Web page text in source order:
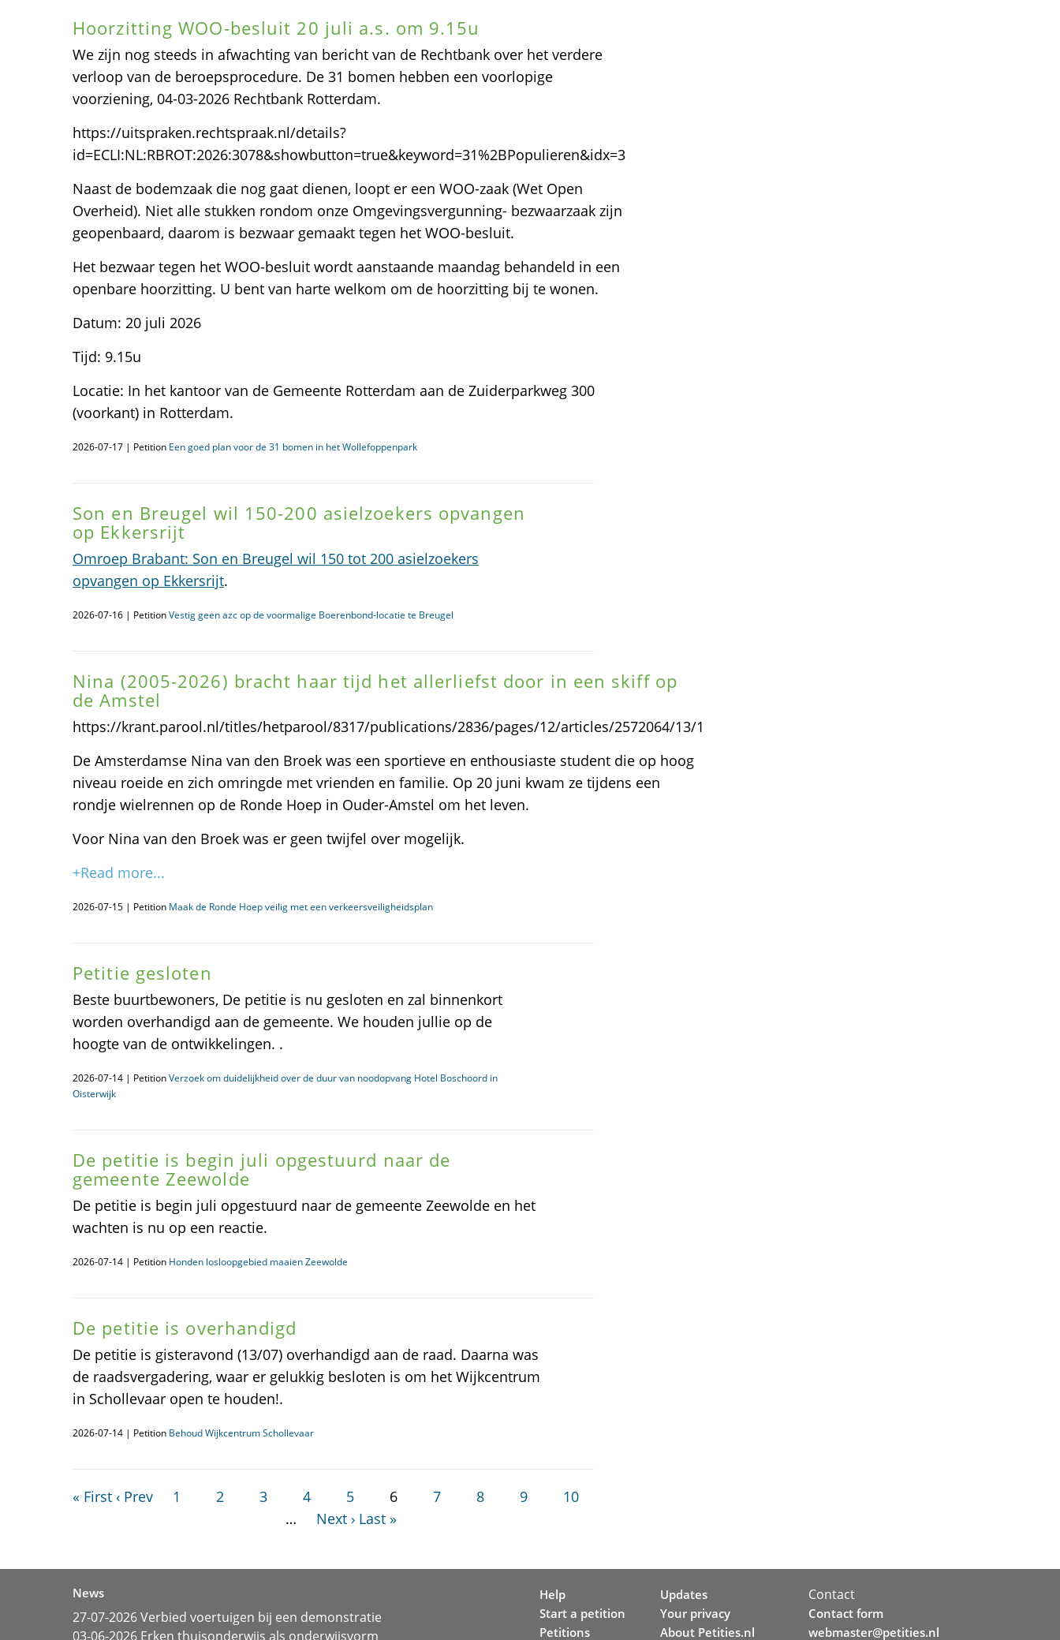
Hoorzitting WOO-besluit 20 juli a.s. om 9.15u
We zijn nog steeds in afwachting van bericht van de Rechtbank over het verdere
verloop van de beroepsprocedure. De 31 bomen hebben een voorlopige
voorziening, 04-03-2026 Rechtbank Rotterdam.
https://uitspraken.rechtspraak.nl/details?
id=ECLI:NL:RBROT:2026:3078&showbutton=true&keyword=31%2BPopulieren&idx=3
Naast de bodemzaak die nog gaat dienen, loopt er een WOO-zaak (Wet Open
Overheid). Niet alle stukken rondom onze Omgevingsvergunning- bezwaarzaak zijn
geopenbaard, daarom is bezwaar gemaakt tegen het WOO-besluit.
Het bezwaar tegen het WOO-besluit wordt aanstaande maandag behandeld in een
openbare hoorzitting. U bent van harte welkom om de hoorzitting bij te wonen.
Datum: 20 juli 2026
Tijd: 9.15u
Locatie: In het kantoor van de Gemeente Rotterdam aan de Zuiderparkweg 300
(voorkant) in Rotterdam.
2026-07-17 | Petition Een goed plan voor de 31 bomen in het Wollefoppenpark
Son en Breugel wil 150-200 asielzoekers opvangen
op Ekkersrijt
Omroep Brabant: Son en Breugel wil 150 tot 200 asielzoekers
opvangen op Ekkersrijt.
2026-07-16 | PetitionVestig geen azc op de voormalige Boerenbond-locatie te Breugel
Nina (2005-2026) bracht haar tijd het allerliefst door in een skiff op
de Amstel
https://krant.parool.nl/titles/hetparool/8317/publications/2836/pages/12/articles/2572064/13/1
De Amsterdamse Nina van den Broek was een sportieve en enthousiaste student die op hoog
niveau roeide en zich omringde met vrienden en familie. Op 20 juni kwam ze tijdens een
rondje wielrennen op de Ronde Hoep in Ouder-Amstel om het leven.
Voor Nina van den Broek was er geen twijfel over mogelijk.
+Read more...
2026-07-15 | Petition Maak de Ronde Hoep veilig met een verkeersveiligheidsplan
Petitie gesloten
Beste buurtbewoners, De petitie is nu gesloten en zal binnenkort
worden overhandigd aan de gemeente. We houden jullie op de
hoogte van de ontwikkelingen. .
2026-07-14 | PetitionVerzoek om duidelijkheid over de duur van noodopvang Hotel Boschoord in
Oisterwijk
De petitie is begin juli opgestuurd naar de
gemeente Zeewolde
De petitie is begin juli opgestuurd naar de gemeente Zeewolde en het
wachten is nu op een reactie.
2026-07-14 | Petition Honden losloopgebied maaien Zeewolde
De petitie is overhandigd
De petitie is gisteravond (13/07) overhandigd aan de raad. Daarna was
de raadsvergadering, waar er gelukkig besloten is om het Wijkcentrum
in Schollevaar open te houden!.
2026-07-14 | Petition Behoud Wijkcentrum Schollevaar
« First ‹ Prev 1 2 3 4 5 6 7 8 9
10
…
Next › Last »
News
27-07-2026 Verbied voertuigen bij een demonstratie
03-06-2026 Erken thuisonderwijs als onderwijsvorm
Help
Start a petition
Petitions
Updates
Your privacy
About Petities.nl
Contact
Contact form
webmaster@petities.nl